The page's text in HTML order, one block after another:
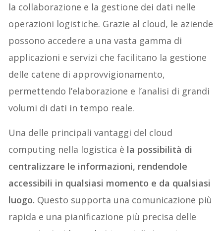
la collaborazione e la gestione dei dati nelle
operazioni logistiche. Grazie al cloud, le aziende
possono accedere a una vasta gamma di
applicazioni e servizi che facilitano la gestione
delle catene di approvvigionamento,
permettendo l’elaborazione e l’analisi di grandi
volumi di dati in tempo reale.
Una delle principali vantaggi del cloud
computing nella logistica è la possibilità di
centralizzare le informazioni, rendendole
accessibili in qualsiasi momento e da qualsiasi
luogo. Questo supporta una comunicazione più
rapida e una pianificazione più precisa delle